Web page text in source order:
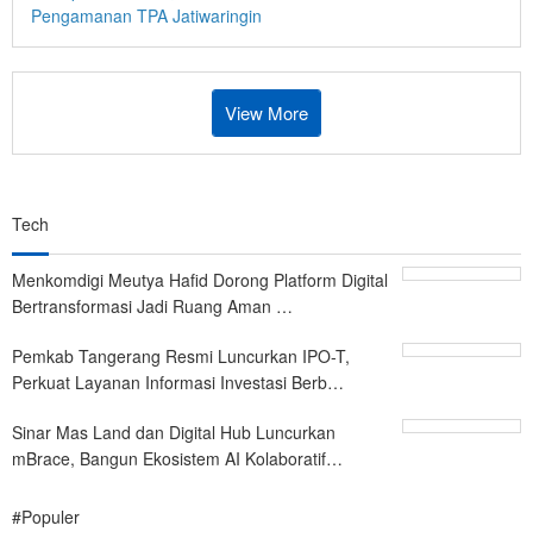
Pengamanan TPA Jatiwaringin
View More
Tech
Menkomdigi Meutya Hafid Dorong Platform Digital
Bertransformasi Jadi Ruang Aman …
Pemkab Tangerang Resmi Luncurkan IPO-T,
Perkuat Layanan Informasi Investasi Berb…
Sinar Mas Land dan Digital Hub Luncurkan
mBrace, Bangun Ekosistem AI Kolaboratif…
#Populer